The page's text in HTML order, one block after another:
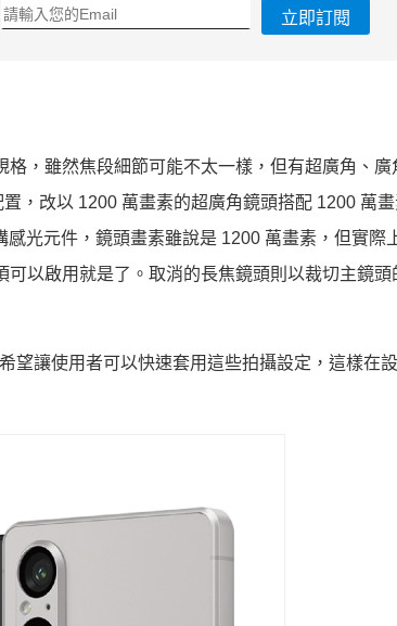
立即訂閱
，雖然焦段細節可能不太一樣，但有超廣角、廣
，改以 1200 萬畫素的超廣角鏡頭搭配 1200 萬
光元件，鏡頭畫素雖說是 1200 萬畫素，但實際
以啟用就是了。取消的長焦鏡頭則以裁切主鏡頭
望讓使用者可以快速套用這些拍攝設定，這樣在